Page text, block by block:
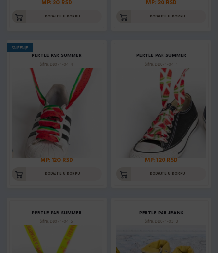
MP: 20 RSD
DODAJTE U KORPU
MP: 20 RSD
DODAJTE U KORPU
SNIŽENJE
PERTLE PAR SUMMER
Šifra: DB071-04_4
MP: 120 RSD
DODAJTE U KORPU
PERTLE PAR SUMMER
Šifra: DB071-04_1
MP: 120 RSD
DODAJTE U KORPU
PERTLE PAR SUMMER
Šifra: DB071-04_5
PERTLE PAR JEANS
Šifra: DB071-03_3